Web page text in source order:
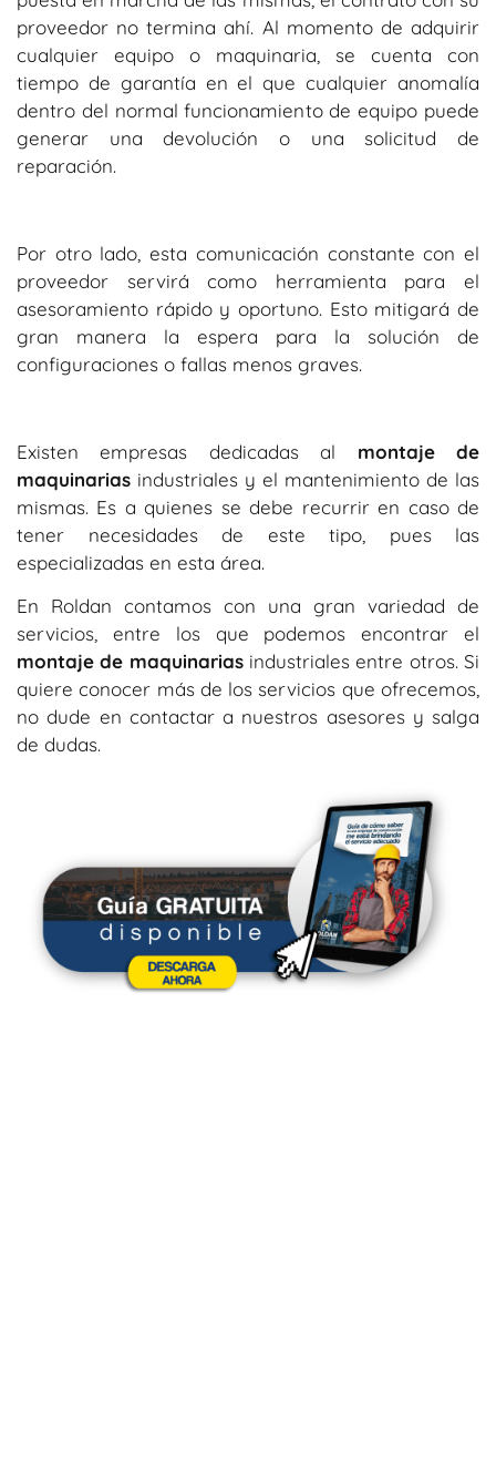
proveedor no termina ahí. Al momento de adquirir
cualquier equipo o maquinaria, se cuenta con
tiempo de garantía en el que cualquier anomalía
dentro del normal funcionamiento de equipo puede
generar una devolución o una solicitud de
reparación.
Por otro lado, esta comunicación constante con el
proveedor servirá como herramienta para el
asesoramiento rápido y oportuno. Esto mitigará de
gran manera la espera para la solución de
configuraciones o fallas menos graves.
Existen empresas dedicadas al montaje de
maquinarias industriales y el mantenimiento de las
mismas. Es a quienes se debe recurrir en caso de
tener necesidades de este tipo, pues las
especializadas en esta área.
En Roldan contamos con una gran variedad de
servicios, entre los que podemos encontrar el
montaje de maquinarias industriales entre otros. Si
quiere conocer más de los servicios que ofrecemos,
no dude en contactar a nuestros asesores y salga
de dudas.